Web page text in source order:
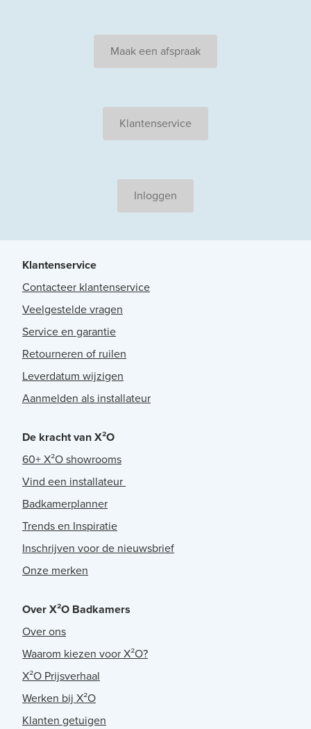
Maak een afspraak
Klantenservice
Inloggen
Klantenservice
Contacteer klantenservice
Veelgestelde vragen
Service en garantie
Retourneren of ruilen
Leverdatum wijzigen
Aanmelden als installateur
De kracht van X²O
60+ X²O showrooms
Vind een installateur
Badkamerplanner
Trends en Inspiratie
Inschrijven voor de nieuwsbrief
Onze merken
Over X²O Badkamers
Over ons
Waarom kiezen voor X²O?
X²O Prijsverhaal
Werken bij X²O
Klanten getuigen